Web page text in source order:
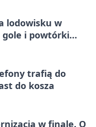
lodowisku w
i powtórki
trafią do
do kosza
w finale. O